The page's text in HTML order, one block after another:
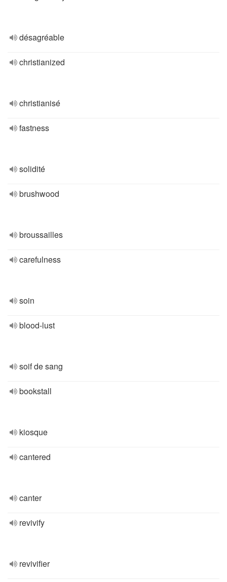
désagréable
christianized
christianisé
fastness
solidité
brushwood
broussailles
carefulness
soin
blood-lust
soif de sang
bookstall
kiosque
cantered
canter
revivify
revivifier